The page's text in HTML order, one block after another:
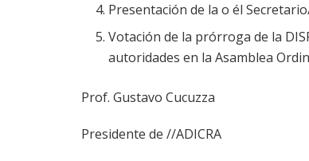
Presentación de la o él
Votación de la prórroga de la
autoridades en la Asamblea
Prof. Gustavo Cucuzza
Presidente de //ADICRA